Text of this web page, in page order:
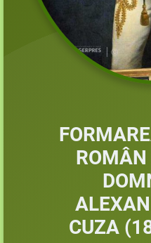
ROMÂN
CUZA